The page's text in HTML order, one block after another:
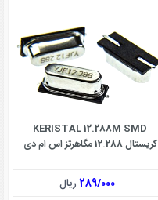
KERISTAL 12.288M SMD
کریستال 12.288 مگاهرتز اس ام دی
289/000ریال